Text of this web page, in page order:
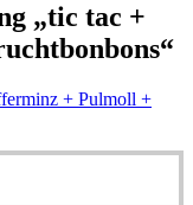
„tic tac +
+ Pulmoll +